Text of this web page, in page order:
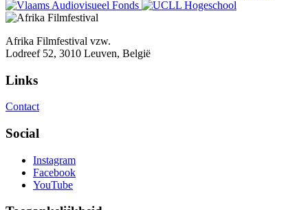
Afrika Filmfestival vzw.
Lodreef 52, 3010 Leuven, België
Links
Contact
Social
Instagram
Facebook
YouTube